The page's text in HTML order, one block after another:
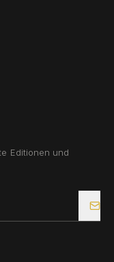
Editionen und